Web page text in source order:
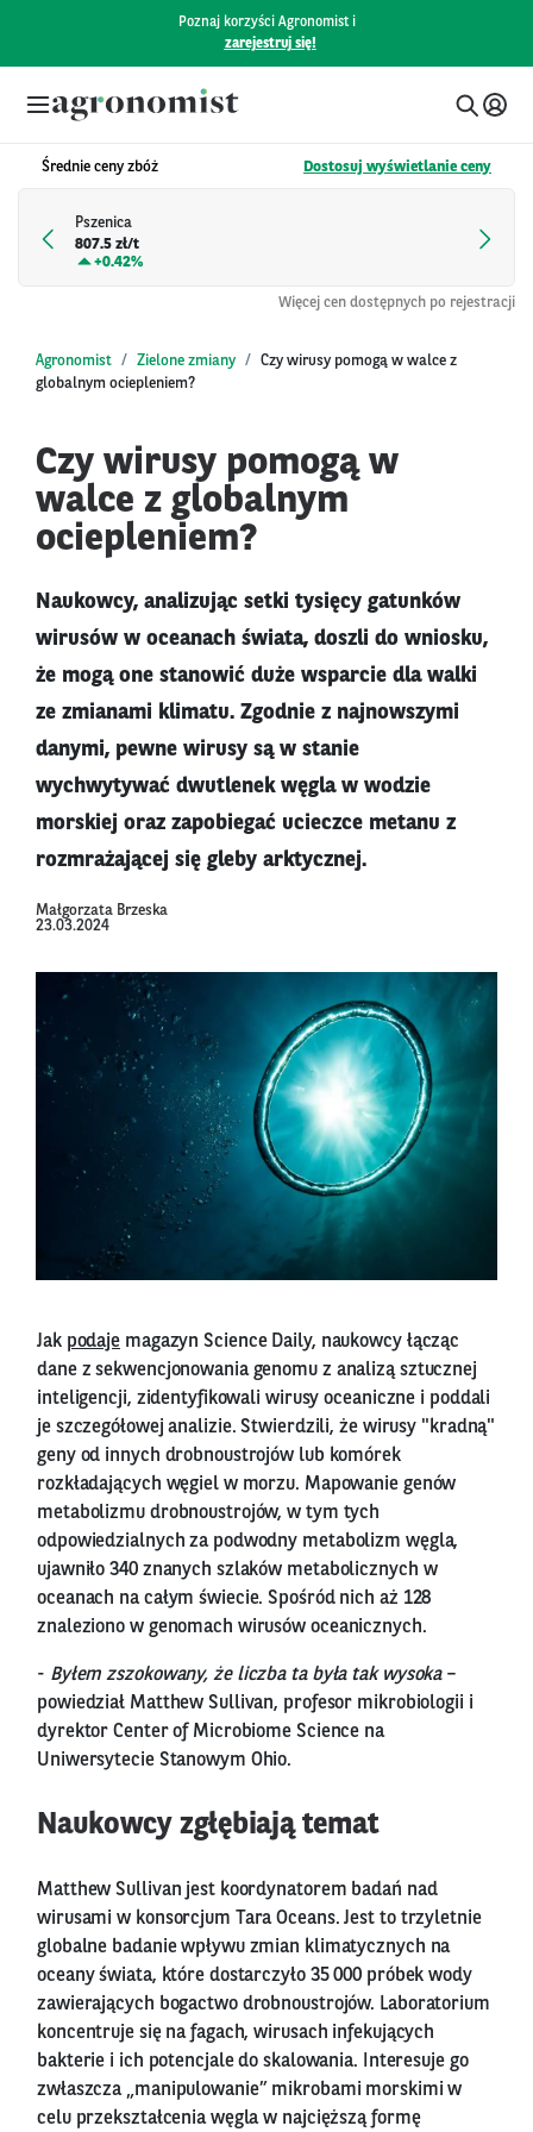
Poznaj korzyści Agronomist i
zarejestruj się!
Średnie ceny zbóż Dostosuj wyświetlanie ceny
Pszenica
807.5 zł/t
+0.42%
Więcej cen dostępnych po rejestracji
Agronomist Zielone zmiany
Czy wirusy pomogą w walce z
globalnym ociepleniem?
Czy wirusy pomogą w
walce z globalnym
ociepleniem?
Naukowcy, analizując setki tysięcy gatunków
wirusów w oceanach świata, doszli do wniosku,
że mogą one stanowić duże wsparcie dla walki
ze zmianami klimatu. Zgodnie z najnowszymi
danymi, pewne wirusy są w stanie
wychwytywać dwutlenek węgla w wodzie
morskiej oraz zapobiegać ucieczce metanu z
rozmrażającej się gleby arktycznej.
Małgorzata Brzeska
23.03.2024
Jak podaje magazyn Science Daily, naukowcy łącząc
dane z sekwencjonowania genomu z analizą sztucznej
inteligencji, zidentyfikowali wirusy oceaniczne i poddali
je szczegółowej analizie. Stwierdzili, że wirusy "kradną"
geny od innych drobnoustrojów lub komórek
rozkładających węgiel w morzu. Mapowanie genów
metabolizmu drobnoustrojów, w tym tych
odpowiedzialnych za podwodny metabolizm węgla,
ujawniło 340 znanych szlaków metabolicznych w
oceanach na całym świecie. Spośród nich aż 128
znaleziono w genomach wirusów oceanicznych.
- Byłem zszokowany, że liczba ta była tak wysoka–
powiedział Matthew Sullivan, profesor mikrobiologii i
dyrektor Center of Microbiome Science na
Uniwersytecie Stanowym Ohio.
Naukowcy zgłębiają temat
Matthew Sullivan jest koordynatorem badań nad
wirusami w konsorcjum Tara Oceans. Jest to trzyletnie
globalne badanie wpływu zmian klimatycznych na
oceany świata, które dostarczyło 35 000 próbek wody
zawierających bogactwo drobnoustrojów. Laboratorium
koncentruje się na fagach, wirusach infekujących
bakterie i ich potencjale do skalowania. Interesuje go
zwłaszcza „manipulowanie” mikrobami morskimi w
celu przekształcenia węgla w najcięższą formę